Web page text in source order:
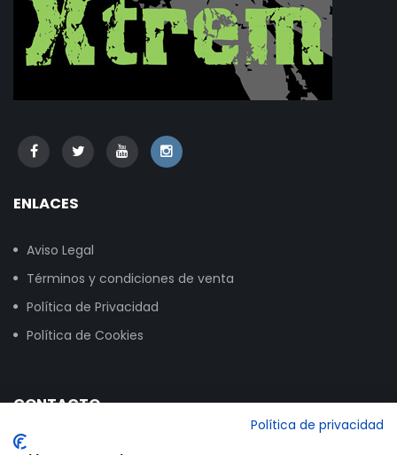
ENLACES
Aviso Legal
Términos y condiciones de venta
Política de Privacidad
Política de Cookies
CONTACTO
Calle Vitoria, 258, NAVE 16, 09007 Burgos
Política de privacidad